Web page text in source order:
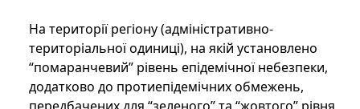
На території регіону (адміністративно-
територіальної одиниці), на якій установлено
“помаранчевий” рівень епідемічної небезпеки,
додатково до протиепідемічних обмежень,